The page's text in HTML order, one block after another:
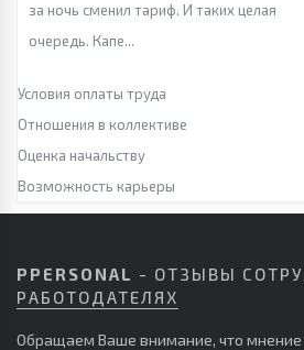
за ночь сменил тариф. И таких целая
очередь. Капе...
Условия оплаты труда
Отношения в коллективе
Оценка начальству
Возможность карьеры
PPERSONAL - ОТЗЫВЫ
РАБОТОДАТЕЛЯХ
Обращаем Ваше внимание, что